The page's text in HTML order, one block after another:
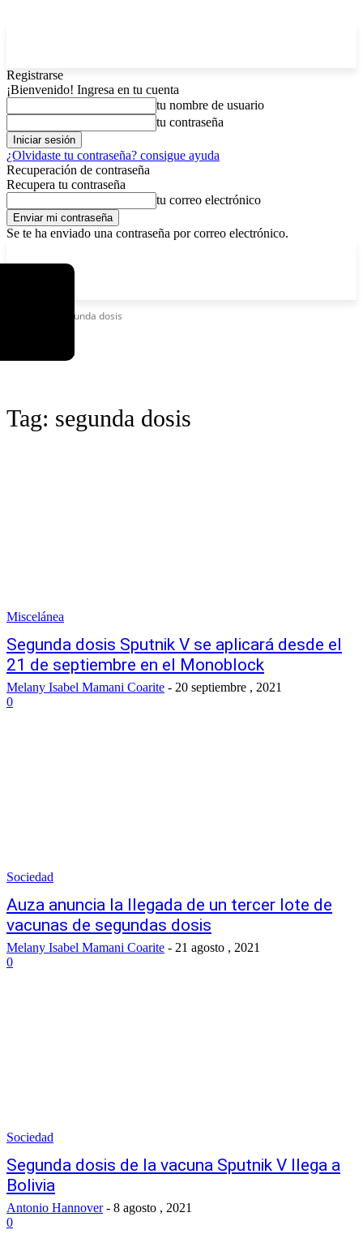
Registrarse
¡Bienvenido! Ingresa en tu cuenta
tu nombre de usuario
tu contraseña
¿Olvidaste tu contraseña? consigue ayuda
Recuperación de contraseña
Recupera tu contraseña
tu correo electrónico
Se te ha enviado una contraseña por correo electrónico.
Segunda dosis
Tag: segunda dosis
Miscelánea
Segunda dosis Sputnik V se aplicará desde el
21 de septiembre en el Monoblock
Melany Isabel Mamani Coarite - 20 septiembre , 2021
0
Sociedad
Auza anuncia la llegada de un tercer lote de
vacunas de segundas dosis
Melany Isabel Mamani Coarite - 21 agosto , 2021
0
Sociedad
Segunda dosis de la vacuna Sputnik V llega a
Bolivia
Antonio Hannover - 8 agosto , 2021
0